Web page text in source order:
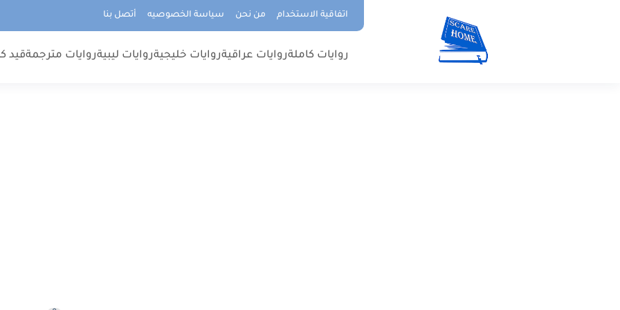
اتفاقية الاستخدام من نحن سياسة الخصوصيه أتصل بنا
روايات كاملةروايات عراقيةروايات خليجيةروايات ليبيةروايات مترجمةقيد